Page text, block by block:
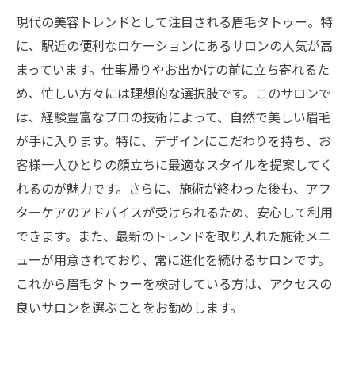
現代の美容トレンドとして注目される眉毛タトゥー。特
に、駅近の便利なロケーションにあるサロンの人気が高
まっています。仕事帰りやお出かけの前に立ち寄れるた
め、忙しい方々には理想的な選択肢です。このサロンで
は、経験豊富なプロの技術によって、自然で美しい眉毛
が手に入ります。特に、デザインにこだわりを持ち、お
客様一人ひとりの顔立ちに最適なスタイルを提案してく
れるのが魅力です。さらに、施術が終わった後も、アフ
ターケアのアドバイスが受けられるため、安心して利用
できます。また、最新のトレンドを取り入れた施術メニ
ューが用意されており、常に進化を続けるサロンです。
これから眉毛タトゥーを検討している方は、アクセスの
良いサロンを選ぶことをお勧めします。